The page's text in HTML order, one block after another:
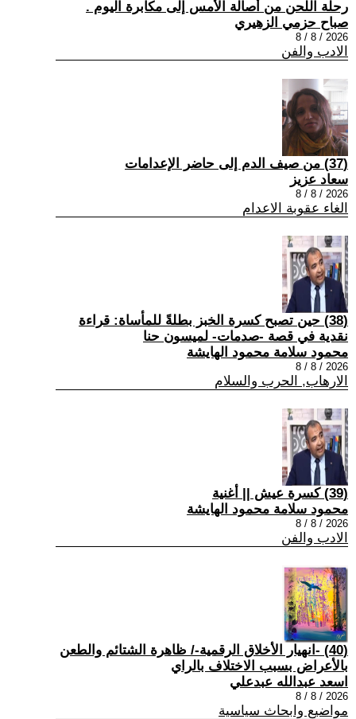
رحلة اللحن من أصالة الأمس إلى مكابرة اليوم .
صباح حزمي الزهيري
2026 / 8 / 8
الادب والفن
(37) من صيف الدم إلى حاضر الإعدامات
سعاد عزيز
2026 / 8 / 8
الغاء عقوبة الاعدام
(38) حين تصبح كسرة الخبز بطلةً للمأساة: قراءة
نقدية في قصة -صدمات- لميسون حنا
محمود سلامة محمود الهايشة
2026 / 8 / 8
الارهاب, الحرب والسلام
(39) كسرة عيش || أغنية
محمود سلامة محمود الهايشة
2026 / 8 / 8
الادب والفن
(40) -انهيار الأخلاق الرقمية-/ ظاهرة الشتائم والطعن
بالأعراض بسبب الاختلاف بالراي
اسعد عبدالله عبدعلي
2026 / 8 / 8
مواضيع وابحاث سياسية